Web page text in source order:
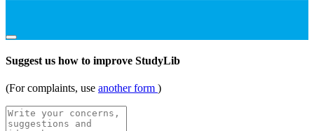
Suggest us how to improve StudyLib
(For complaints, use another form )